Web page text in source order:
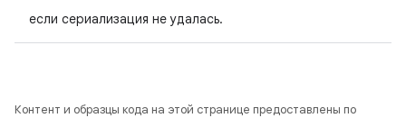
если сериализация не удалась.
Контент и образцы кода на этой странице предоставлены по